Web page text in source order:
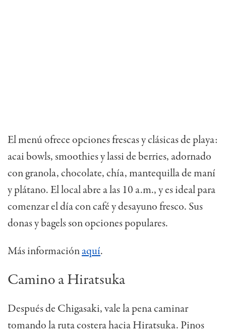
El menú ofrece opciones frescas y clásicas de playa:
acai bowls, smoothies y lassi de berries, adornado
con granola, chocolate, chía, mantequilla de maní
y plátano. El local abre a las 10 a.m., y es ideal para
comenzar el día con café y desayuno fresco. Sus
donas y bagels son opciones populares.
Más informaciónaquí.
Camino a Hiratsuka
Después de Chigasaki, vale la pena caminar
tomando la ruta costera hacia Hiratsuka. Pinos